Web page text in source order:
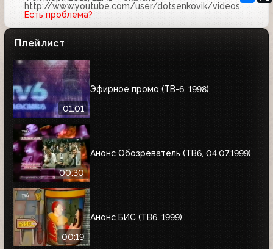
http://www.youtube.com/user/dotsenkovik/videos
Есть проблема?
Плейлист
01:01
Эфирное промо (ТВ-6, 1998)
00:30
Анонс Обозреватель (ТВ6, 04.07.1999)
00:19
Анонс БИС (ТВ6, 1999)